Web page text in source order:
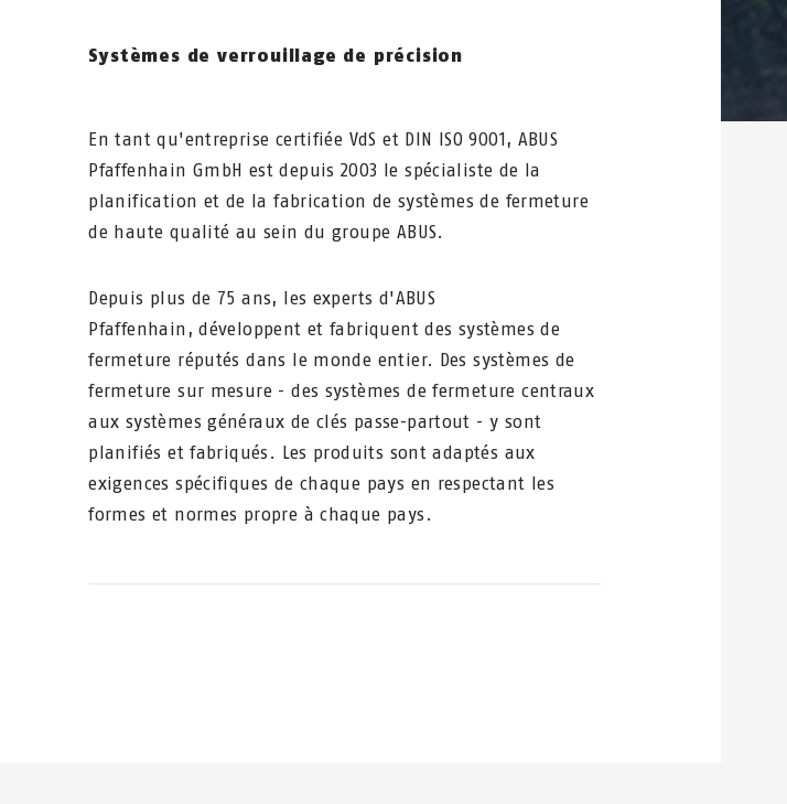
Systèmes de verrouillage de précision
En tant qu'entreprise certifiée VdS et DIN ISO 9001, ABUS
Pfaffenhain GmbH est depuis 2003 le spécialiste de la
planification et de la fabrication de systèmes de fermeture
de haute qualité au sein du groupe ABUS.
Depuis plus de 75 ans, les experts d'ABUS
Pfaffenhain, développent et fabriquent des systèmes de
fermeture réputés dans le monde entier. Des systèmes de
fermeture sur mesure - des systèmes de fermeture centraux
aux systèmes généraux de clés passe-partout - y sont
planifiés et fabriqués. Les produits sont adaptés aux
exigences spécifiques de chaque pays en respectant les
formes et normes propre à chaque pays.